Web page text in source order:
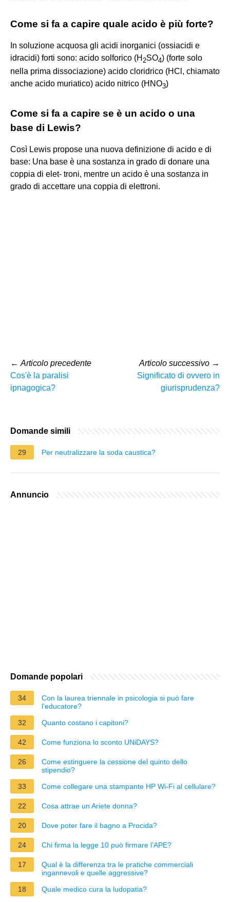
Come si fa a capire quale acido è più forte?
In soluzione acquosa gli acidi inorganici (ossiacidi e
idracidi) forti sono: acido solforico (H 2SO4) (forte solo
nella prima dissociazione) acido cloridrico (HCl, chiamato
anche acido muriatico) acido nitrico (HNO3)
Come si fa a capire se è un acido o una
base di Lewis?
Così Lewis propose una nuova definizione di acido e di
base: Una base è una sostanza in grado di donare una
coppia di elet- troni, mentre un acido è una sostanza in
grado di accettare una coppia di elettroni.
← Articolo precedente
Cos'è la paralisi
ipnagogica?
Articolo successivo →
Significato di ovvero in
giurisprudenza?
Domande simili
29 Per neutralizzare la soda caustica?
Annuncio
Domande popolari
34
Con la laurea triennale in psicologia si può fare
l'educatore?
32
Quanto costano i capitoni?
42 Come funziona lo sconto UNiDAYS?
26
Come estinguere la cessione del quinto dello
stipendio?
33
Come collegare una stampante HP Wi-Fi al cellulare?
22 Cosa attrae un Ariete donna?
20 Dove poter fare il bagno a Procida?
24 Chi firma la legge 10 può firmare l'APE?
17
Qual è la differenza tra le pratiche commerciali
ingannevoli e quelle aggressive?
18
Quale medico cura la ludopatia?